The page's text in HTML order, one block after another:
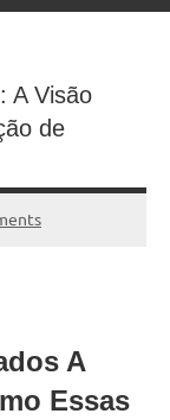
A Visão
de
A
Essas